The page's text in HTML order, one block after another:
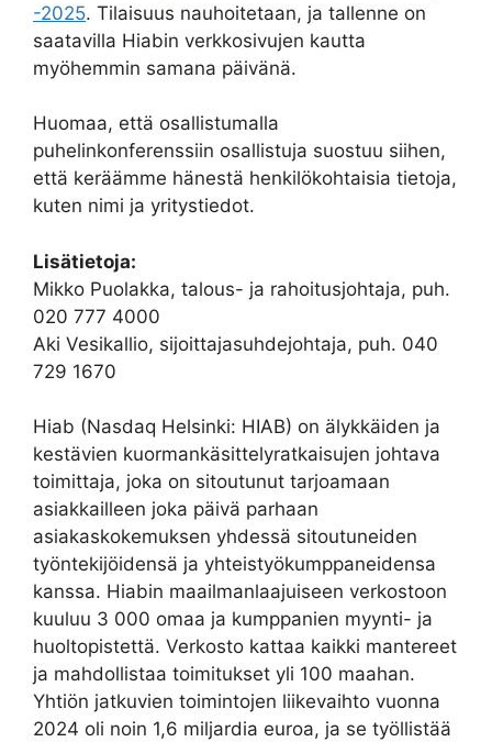
-2025. Tilaisuus nauhoitetaan, ja tallenne on
saatavilla Hiabin verkkosivujen kautta
myöhemmin samana päivänä.
Huomaa, että osallistumalla
puhelinkonferenssiin osallistuja suostuu siihen,
että keräämme hänestä henkilökohtaisia tietoja,
kuten nimi ja yritystiedot.
Lisätietoja:
Mikko Puolakka, talous- ja rahoitusjohtaja, puh.
020 777 4000
Aki Vesikallio, sijoittajasuhdejohtaja, puh. 040
729 1670
Hiab (Nasdaq Helsinki: HIAB) on älykkäiden ja
kestävien kuormankäsittelyratkaisujen johtava
toimittaja, joka on sitoutunut tarjoamaan
asiakkailleen joka päivä parhaan
asiakaskokemuksen yhdessä sitoutuneiden
työntekijöidensä ja yhteistyökumppaneidensa
kanssa. Hiabin maailmanlaajuiseen verkostoon
kuuluu 3 000 omaa ja kumppanien myynti- ja
huoltopistettä. Verkosto kattaa kaikki mantereet
ja mahdollistaa toimitukset yli 100 maahan.
Yhtiön jatkuvien toimintojen liikevaihto vuonna
2024 oli noin 1,6 miljardia euroa, ja se työllistää